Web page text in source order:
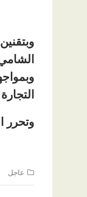
وتحرر المحضر رقم 4172 جنايات
عاجل